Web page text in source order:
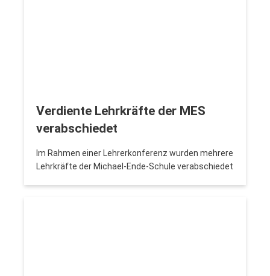
Verdiente Lehrkräfte der MES
verabschiedet
Im Rahmen einer Lehrerkonferenz wurden mehrere
Lehrkräfte der Michael-Ende-Schule verabschiedet